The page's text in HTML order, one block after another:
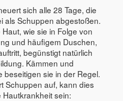
sich alle 28 Tage, die
als Schuppen abgestoßen.
wie sie in Folge von
und häufigem Duschen,
begünstigt natürlich
Kämmen und
beseitigen sie in der Regel.
Schuppen auf, kann dies
sein: